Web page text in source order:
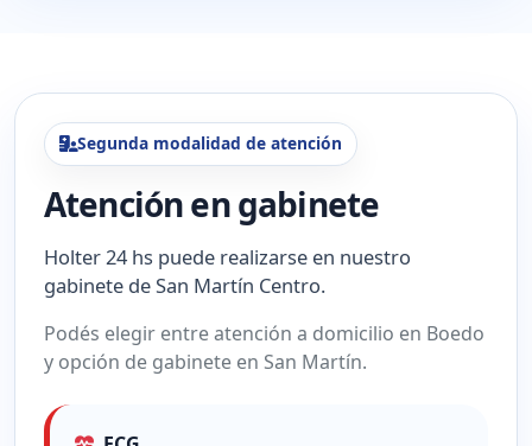
Segunda modalidad de atención
Atención en gabinete
Holter 24 hs puede realizarse en nuestro
gabinete de San Martín Centro.
Podés elegir entre atención a domicilio en Boedo
y opción de gabinete en San Martín.